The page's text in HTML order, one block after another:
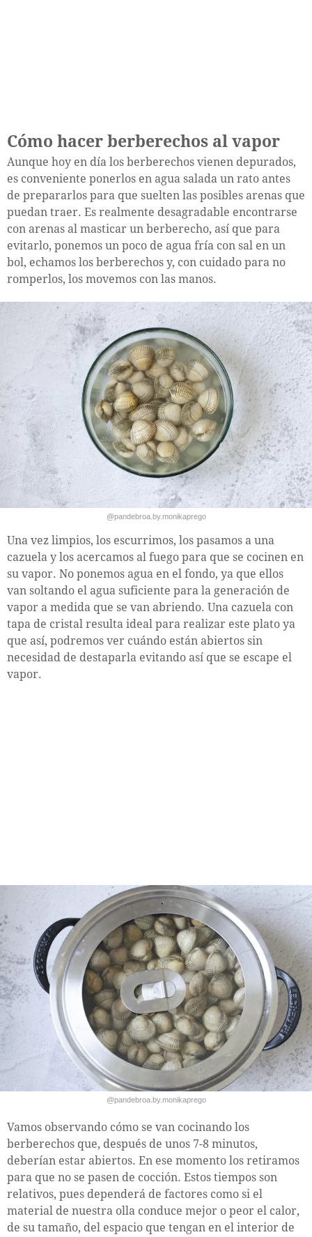
Cómo hacer berberechos al vapor
Aunque hoy en día los berberechos vienen depurados,
es conveniente ponerlos en agua salada un rato antes
de prepararlos para que suelten las posibles arenas que
puedan traer. Es realmente desagradable encontrarse
con arenas al masticar un berberecho, así que para
evitarlo, ponemos un poco de agua fría con sal en un
bol, echamos los berberechos y, con cuidado para no
romperlos, los movemos con las manos.
@pandebroa.by.monikaprego
Una vez limpios, los escurrimos, los pasamos a una
cazuela y los acercamos al fuego para que se cocinen en
su vapor. No ponemos agua en el fondo, ya que ellos
van soltando el agua suficiente para la generación de
vapor a medida que se van abriendo. Una cazuela con
tapa de cristal resulta ideal para realizar este plato ya
que así, podremos ver cuándo están abiertos sin
necesidad de destaparla evitando así que se escape el
vapor.
@pandebroa.by.monikaprego
Vamos observando cómo se van cocinando los
berberechos que, después de unos 7-8 minutos,
deberían estar abiertos. En ese momento los retiramos
para que no se pasen de cocción. Estos tiempos son
relativos, pues dependerá de factores como si el
material de nuestra olla conduce mejor o peor el calor,
de su tamaño, del espacio que tengan en el interior de